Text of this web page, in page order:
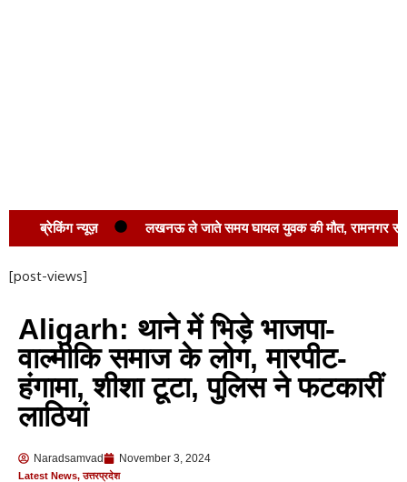
ब्रेकिंग न्यूज़ लखनऊ ले जाते समय घायल युवक की मौत, रामनगर सीएचसी में
[post-views]
Aligarh: थाने में भिड़े भाजपा-
वाल्मीकि समाज के लोग, मारपीट-
हंगामा, शीशा टूटा, पुलिस ने फटकारीं
लाठियां
Naradsamvad November 3, 2024
Latest News,उत्तरप्रदेश